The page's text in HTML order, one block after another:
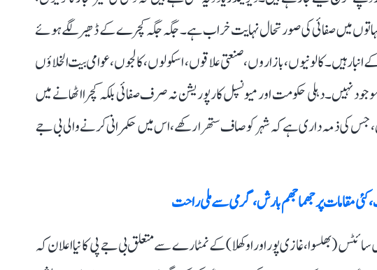
خرچ کیے جا رہے ہیں۔ دیویندر یادو یہ بھی کہتے ہیں کہ دہلی کی غیر مجاز کالونیوں،
دیہاتوں میں صفائی کی صورتحال نہایت خراب ہے۔ جگہ جگہ کچرے کے ڈھیر لگے ہوئے
ہیں۔ کالونیوں، بازاروں، صنعتی علاقوں، اسکولوں، کالجوں، عوامی بیت الخلاؤں
موجود نہیں۔ دہلی حکومت اور میونسپل کارپوریشن نہ صرف صفائی بلکہ کچرا اٹھانے میں
جس کی ذمہ داری ہے کہ شہر کو صاف ستھرا رکھے، اس میں حکمرانی کرنے والی بی جے
کئی مقامات پر جھماجھم بارش، گرمی سے ملی راحت
(بھلسوا، غازی پور اور اوکھلا) کے نمٹارے سے متعلق بی جے پی کا نیا اعلان کہ